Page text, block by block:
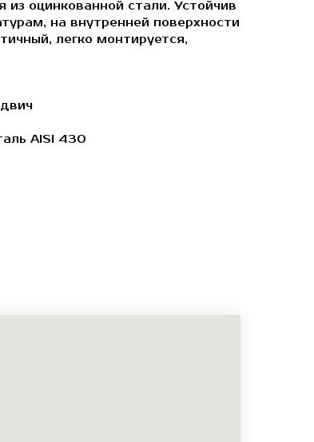
оцинкованной стали. Устойчив
на внутренней поверхности
легко монтируется,
AISI 430